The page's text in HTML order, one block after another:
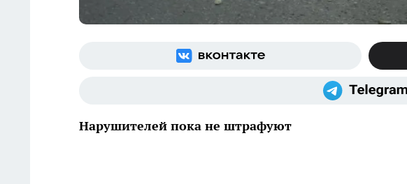
Нарушителей пока не штрафуют